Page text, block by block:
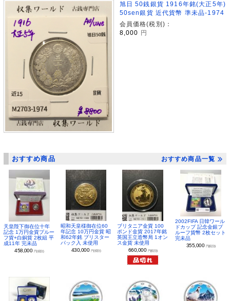
旭日 50銭銀貨 1916年銘(大正5年)
50sen銀貨 近代貨幣 準未品-1974
会員価格(税別)：
8,000 円
おすすめ商品 おすすめ商品一覧
天皇陛下御在位十年
記念 1万円金貨プルー
フ貨+白銅貨 2枚組 平
成11年 完未品
458,000 円(税別)
昭和天皇様御在位60
年記念 10万円金貨 昭
和62年銘 ブリスター
パック入 未使用
430,000 円(税別)
ブリタニア金貨 100
ポンド金貨 2017年銘
英国王立造幣局 1オン
ス金貨 未使用
660,000 円(税別)
2002FIFA 日韓ワール
ドカップ 記念金銀プ
ルーフ貨幣 2枚セット
完未品
355,000 円(税別)